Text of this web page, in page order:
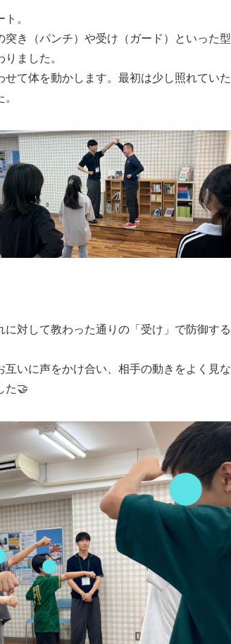
。
き（パンチ）や受け（ガード）といった型
ました。
て体を動かします。最初は少し照れていた
対して教わった通りの「受け」で防御する
互いに声をかけ合い、相手の動きをよく見な
た🤝